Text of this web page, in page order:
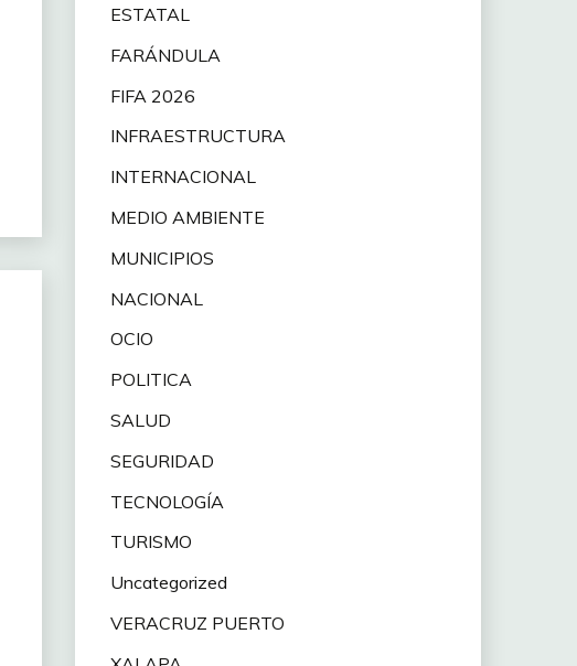
ESTATAL
FARÁNDULA
FIFA 2026
INFRAESTRUCTURA
INTERNACIONAL
MEDIO AMBIENTE
MUNICIPIOS
NACIONAL
OCIO
POLITICA
SALUD
SEGURIDAD
TECNOLOGÍA
TURISMO
Uncategorized
VERACRUZ PUERTO